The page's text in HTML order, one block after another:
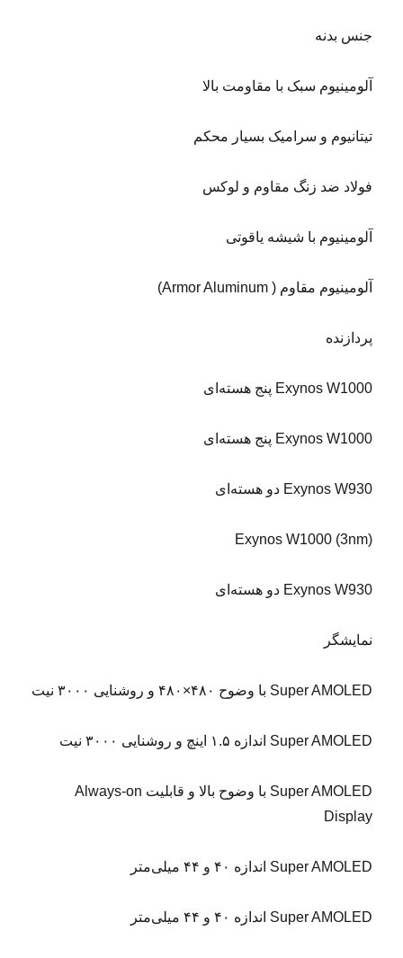
جنس بدنه
آلومینیوم سبک با مقاومت بالا
تیتانیوم و سرامیک بسیار محکم
فولاد ضد زنگ مقاوم و لوکس
آلومینیوم با شیشه یاقوتی
آلومینیوم مقاوم ( Armor Aluminum)
پردازنده
Exynos W1000 پنج هسته‌ای
Exynos W1000 پنج هسته‌ای
Exynos W930 دو هسته‌ای
Exynos W1000 (3nm)
Exynos W930 دو هسته‌ای
نمایشگر
Super AMOLED با وضوح ۴۸۰×۴۸۰ و روشنایی ۳۰۰۰ نیت
Super AMOLED اندازه ۱.۵ اینچ و روشنایی ۳۰۰۰ نیت
Super AMOLED با وضوح بالا و قابلیت Always-on
Display
Super AMOLED اندازه ۴۰ و ۴۴ میلی‌متر
Super AMOLED اندازه ۴۰ و ۴۴ میلی‌متر